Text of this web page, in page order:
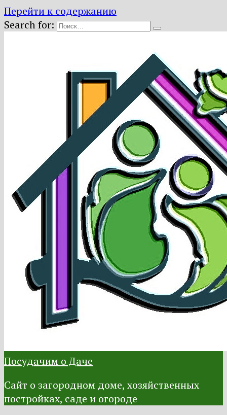
Перейти к содержанию
Search for:
Посудачим о Даче
Сайт о загородном доме, хозяйственных
постройках, саде и огороде